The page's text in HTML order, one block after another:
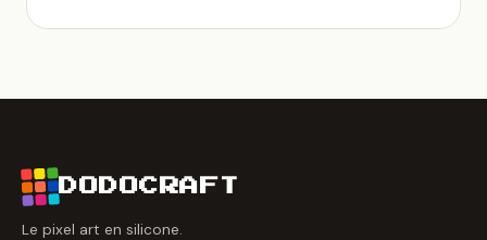
DODOCRAFT
Le pixel art en silicone.